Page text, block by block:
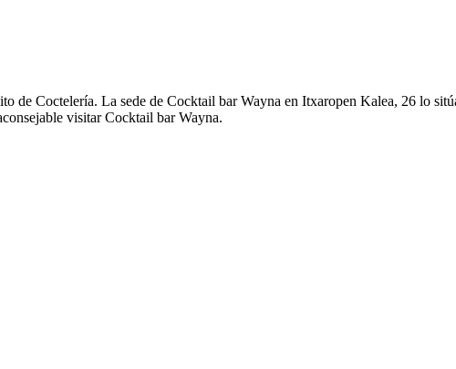
de Coctelería. La sede de Cocktail bar Wayna en Itxaropen Kalea, 26 lo
visitar Cocktail bar Wayna.